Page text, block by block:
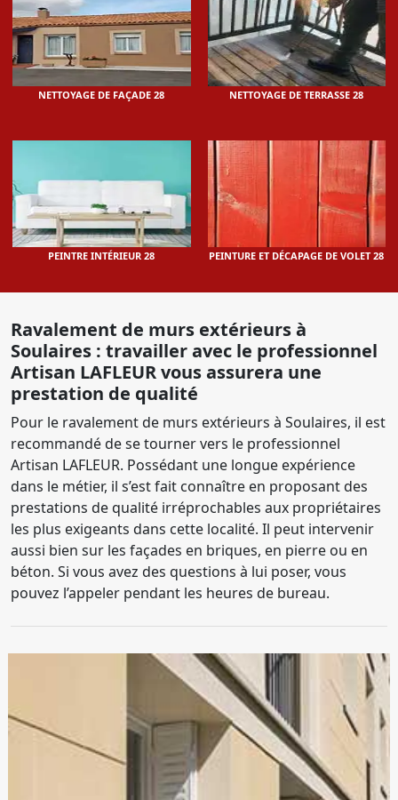
NETTOYAGE DE FAÇADE 28 NETTOYAGE DE TERRASSE 28
PEINTRE INTÉRIEUR 28 PEINTURE ET DÉCAPAGE DE VOLET 28
Ravalement de murs extérieurs à
Soulaires : travailler avec le professionnel
Artisan LAFLEUR vous assurera une
prestation de qualité
Pour le ravalement de murs extérieurs à Soulaires, il est
recommandé de se tourner vers le professionnel
Artisan LAFLEUR. Possédant une longue expérience
dans le métier, il s’est fait connaître en proposant des
prestations de qualité irréprochables aux propriétaires
les plus exigeants dans cette localité. Il peut intervenir
aussi bien sur les façades en briques, en pierre ou en
béton. Si vous avez des questions à lui poser, vous
pouvez l’appeler pendant les heures de bureau.